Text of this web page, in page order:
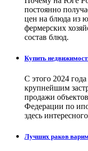
постоянно
цен на блюда из
фермерских
состав блюд.
Купить
С этого 2024
крупнейшим
продажи
Федерации по
здесь
Лучших раков